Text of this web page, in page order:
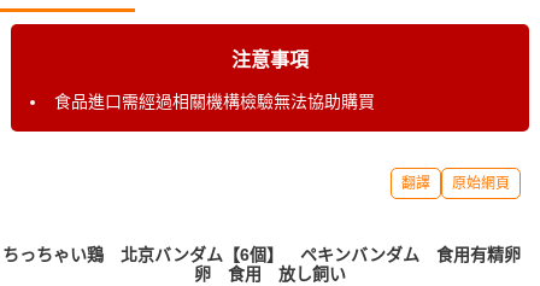
注意事項
食品進口需經過相關機構檢驗無法協助購買
翻譯 原始網頁
ちっちゃい鶏 北京バンダム【6個】 ペキンバンダム 食用有精卵
卵 食用 放し飼い